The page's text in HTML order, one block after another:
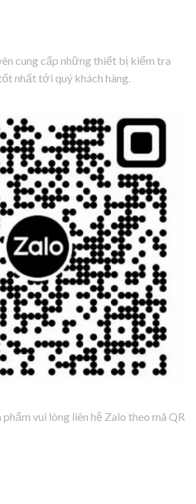
cung cấp những thiết bị kiểm tra
nhất tới quý khách hàng.
vui lòng liên hệ Zalo theo mã QR